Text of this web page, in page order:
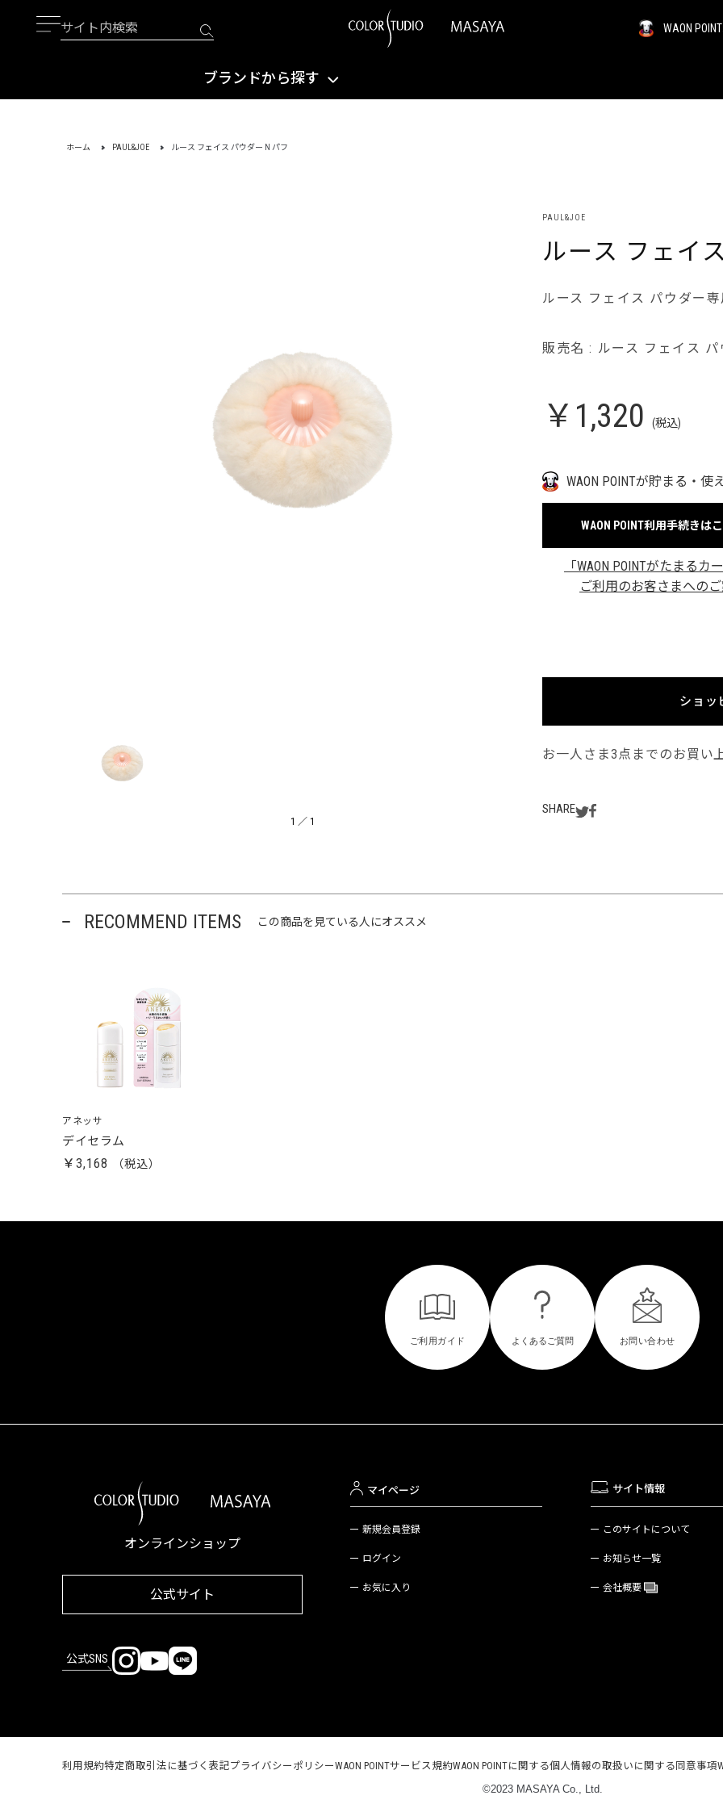
WAON
ブランドから探す
ホーム PAUL&JOE ルース フェイス パウダー N パフ
1 ／ 1
PAUL&JOE
ルース フェイ
ルース フェイス パウダー専
販売名 : ルース フェイス パ
￥1,320 (税込)
WAON POINTが貯まる・使
WAON POINT利用手続きは
「WAON POINTがたまるカ
ご利用のお客さまへの
ショッ
お一人さま3点までのお買い
SHARE
RECOMMEND ITEMS この商品を見ている人にオススメ
アネッサ
デイセラム
￥3,168
オンラインショップ
公式サイト
公式SNS
マイページ
新規会員登録
ログイン
お気に入り
サイト情報
このサイトについて
お知らせ一覧
会社概要
利用規約特定商取引法に基づく表記プライバシーポリシーWAON POINTサービス規約WAON POINTに関する個人情報の取扱いに関する同意事項
©2023 MASAYA Co., Ltd.